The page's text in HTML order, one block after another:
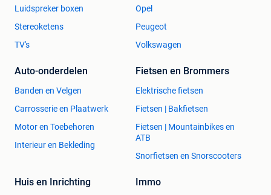
Luidspreker boxen
Stereoketens
TV's
Opel
Peugeot
Volkswagen
Auto-onderdelen
Banden en Velgen
Carrosserie en Plaatwerk
Motor en Toebehoren
Interieur en Bekleding
Fietsen en Brommers
Elektrische fietsen
Fietsen | Bakfietsen
Fietsen | Mountainbikes en
ATB
Snorfietsen en Snorscooters
Huis en Inrichting Immo